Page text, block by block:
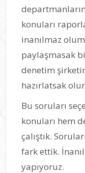
konuları
inanılmaz
paylaşmasak
denetim
hazırlatsak
Bu soruları
konuları hem
çalıştık.
fark ettik.
yapıyoruz.